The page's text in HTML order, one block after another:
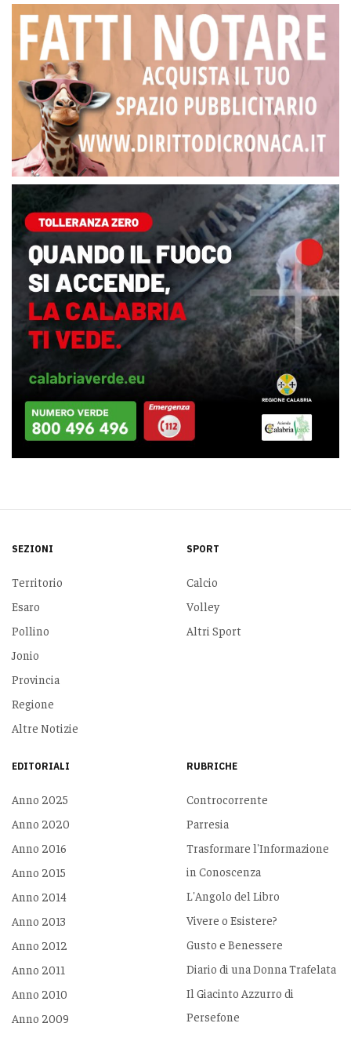
SEZIONI
Territorio
Esaro
Pollino
Jonio
Provincia
Regione
Altre Notizie
SPORT
Calcio
Volley
Altri Sport
EDITORIALI
Anno 2025
Anno 2020
Anno 2016
Anno 2015
Anno 2014
Anno 2013
Anno 2012
Anno 2011
Anno 2010
Anno 2009
RUBRICHE
Controcorrente
Parresia
Trasformare l'Informazione
in Conoscenza
L'Angolo del Libro
Vivere o Esistere?
Gusto e Benessere
Diario di una Donna Trafelata
Il Giacinto Azzurro di
Persefone